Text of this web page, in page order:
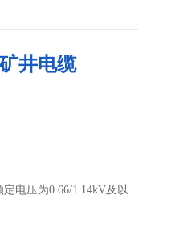
井电缆
电压为0.66/1.14kV及以